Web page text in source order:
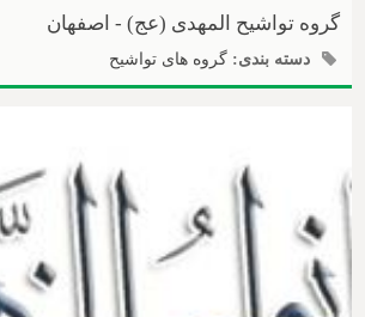
گروه تواشیح المهدی (عج) - اصفهان
دسته بندی:گروه های تواشیح